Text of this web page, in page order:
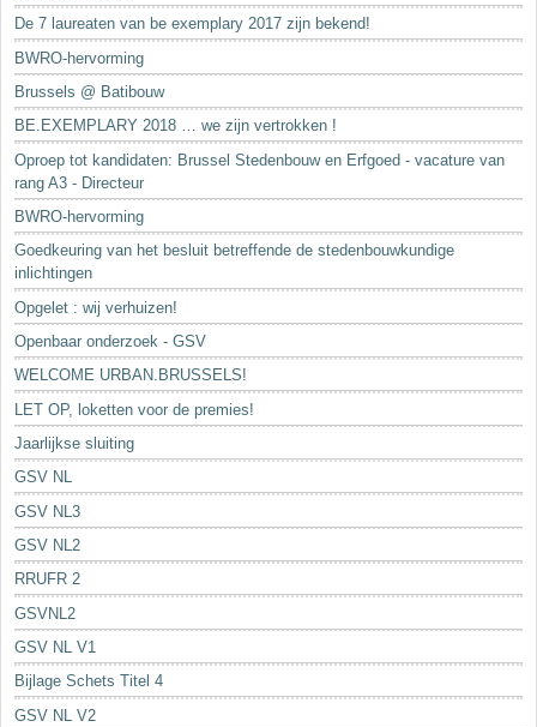
De 7 laureaten van be exemplary 2017 zijn bekend!
BWRO-hervorming
Brussels @ Batibouw
BE.EXEMPLARY 2018 … we zijn vertrokken !
Oproep tot kandidaten: Brussel Stedenbouw en Erfgoed - vacature van
rang A3 - Directeur
BWRO-hervorming
Goedkeuring van het besluit betreffende de stedenbouwkundige
inlichtingen
Opgelet : wij verhuizen!
Openbaar onderzoek - GSV
WELCOME URBAN.BRUSSELS!
LET OP, loketten voor de premies!
Jaarlijkse sluiting
GSV NL
GSV NL3
GSV NL2
RRUFR 2
GSVNL2
GSV NL V1
Bijlage Schets Titel 4
GSV NL V2